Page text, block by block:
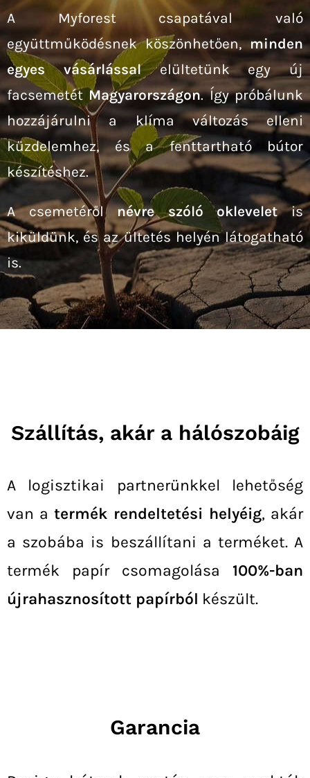
A Myforest csapatával való
együttműködésnek köszönhetően,minden
egyes vásárlássalelültetünk egy új
facsemetét Magyarországon. Így próbálunk
hozzájárulni a klíma változás elleni
küzdelemhez, és a fenttartható bútor
készítéshez.
A csemetérőlnévre szóló okleveletis
kiküldünk, és az ültetés helyén látogatható
is.
Szállítás, akár a hálószobáig
A logisztikai partnerünkkel lehetőség
van a termék rendeltetési helyéig, akár
a szobába is beszállítani a terméket. A
termék papír csomagolása 100%-ban
újrahasznosított papírból készült.
Garancia